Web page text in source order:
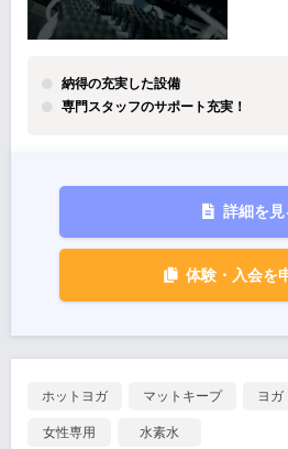
納得の充実した設備
専門スタッフのサポート充実！
詳細を見
体験・入会を
ホットヨガ マットキープ ヨガ
女性専用 水素水